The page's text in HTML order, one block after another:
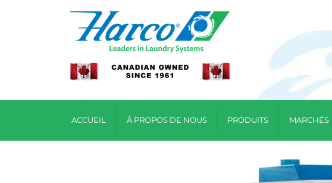
ACCUEIL À PROPOS DE NOUS PRODUITS MARCHÉS